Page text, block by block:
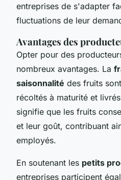
entreprises de s'adapter
fluctuations de leur
Avantages des
Opter pour des
nombreux avantages. La
saisonnalité des fruits
récoltés à maturité et
signifie que les fruits
et leur goût, contribuant
employés.
En soutenant les petits
entreprises participent